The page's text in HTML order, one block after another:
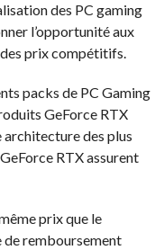
des PC gaming
l’opportunité aux
des prix compétitifs.
packs de PC Gaming
GeForce RTX
architecture des plus
RTX assurent
prix que le
de remboursement